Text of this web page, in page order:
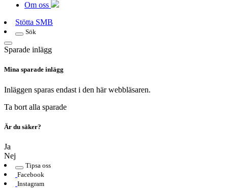
Om oss
Stötta SMB
Sök
Sparade inlägg
Mina sparade inlägg
Inläggen sparas endast i den här webbläsaren.
Ta bort alla sparade
Är du säker?
Ja
Nej
Tipsa oss
Facebook
Instagram